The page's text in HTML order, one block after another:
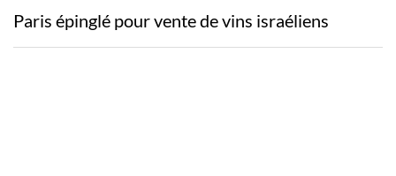
Paris épinglé pour vente de vins israéliens